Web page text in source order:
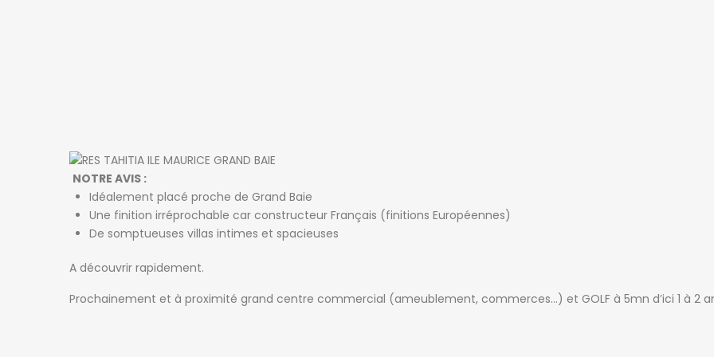
NOTRE AVIS :
Idéalement placé proche de Grand Baie
Une finition irréprochable car constructeur Français (finitions Européennes)
De somptueuses villas intimes et spacieuses
A découvrir rapidement.
Prochainement et à proximité grand centre commercial (ameublement, commerces…) et GOLF à 5mn d’ici 1 à 2